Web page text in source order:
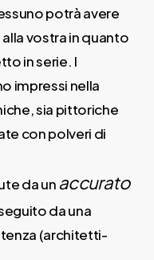
potrà avere
vostra in quanto
in serie. I
impressi nella
sia pittoriche
con polveri di
da un accurato
da una
(architetti-